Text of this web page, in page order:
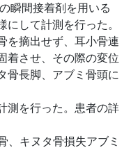
瞬間接着剤を用いる
して計測を行った。
を摘出せず、耳小骨連
着させ、その際の変位
骨長脚、アブミ骨頭に
測を行った。患者の詳
、キヌタ骨損失アブミ